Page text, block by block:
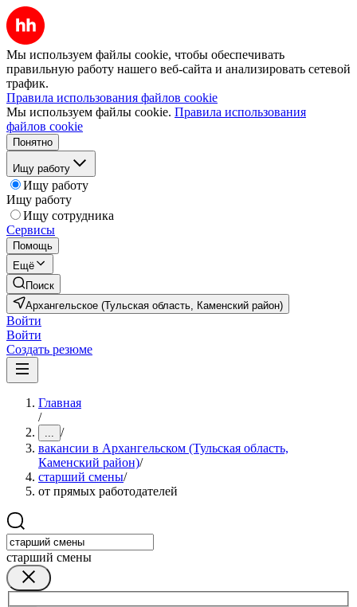
Мы используем файлы cookie, чтобы обеспечивать
правильную работу нашего веб-сайта и анализировать сетевой
трафик.
Правила использования файлов cookie
Мы используем файлы cookie. Правила использования
файлов cookie
Понятно
Ищу работу
Ищу работу
Ищу работу
Ищу сотрудника
Сервисы
Помощь
Ещё
Поиск
Архангельское (Тульская область, Каменский район)
Войти
Войти
Создать резюме
Главная
/
... /
вакансии в Архангельском (Тульская область,
Каменский район)/
старший смены/
от прямых работодателей
старший смены